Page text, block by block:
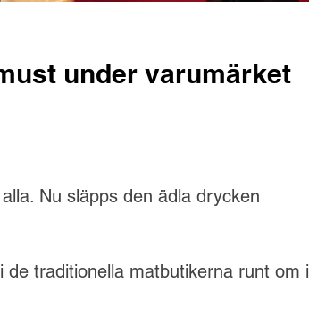
under varumärket
Nu släpps den ädla drycken
traditionella matbutikerna runt om i